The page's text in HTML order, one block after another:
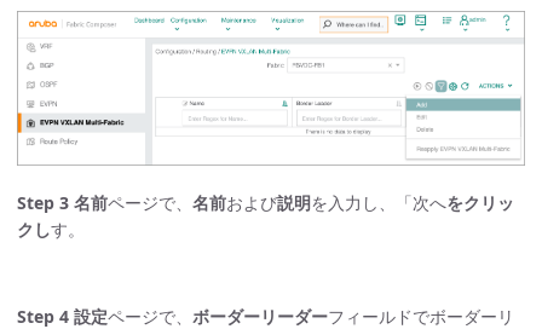
Step 3 名前ページで、 名前および説明を入力し、「次へをクリッ
クしす。
Step 4 設定ページで、 ボーダーリーダーフィールドでボーダーリ